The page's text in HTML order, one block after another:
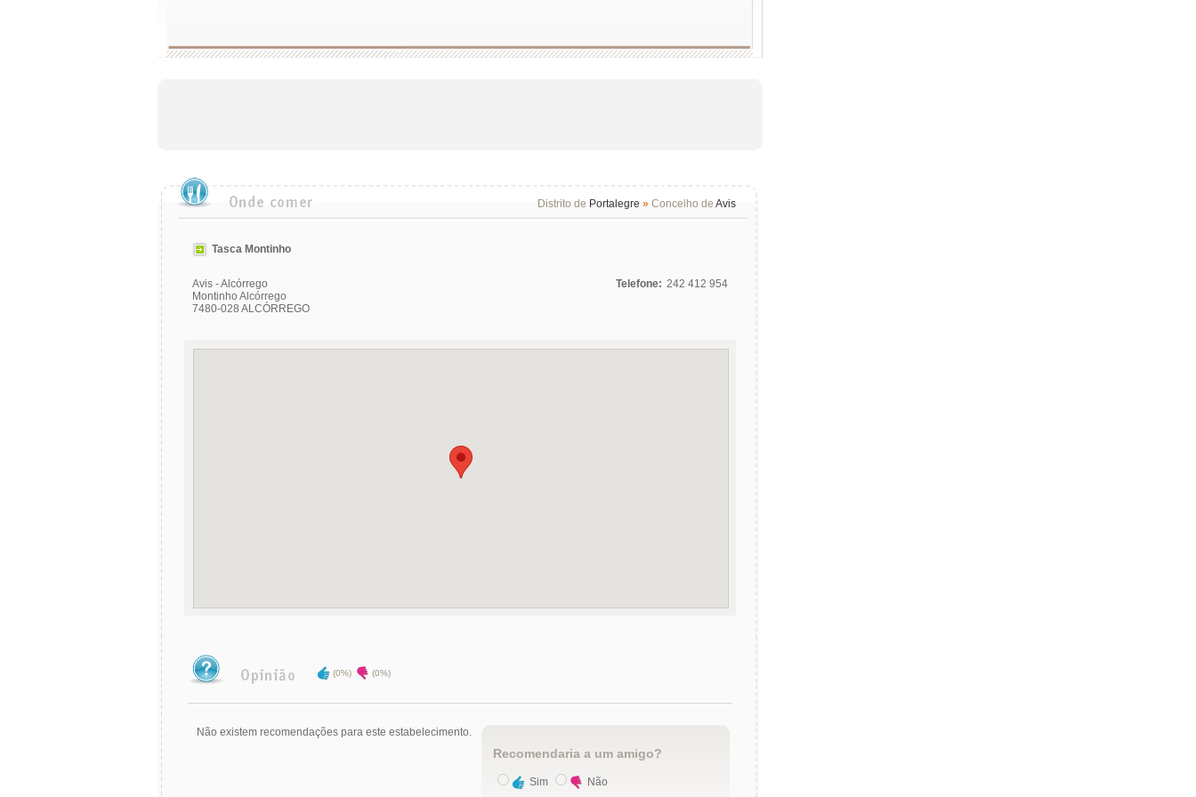
Distrito de Portalegre » Concelho de Avis
Tasca Montinho
Avis - Alcórrego
Montinho Alcórrego
7480-028 ALCÓRREGO
Telefone: 242 412 954
(0%) (0%)
Não existem recomendações para este estabelecimento.
Recomendaria a um amigo?
Sim Não